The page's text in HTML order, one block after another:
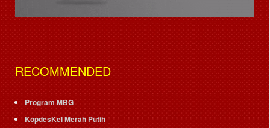
RECOMMENDED
Program MBG
KopdesKel Merah Putih